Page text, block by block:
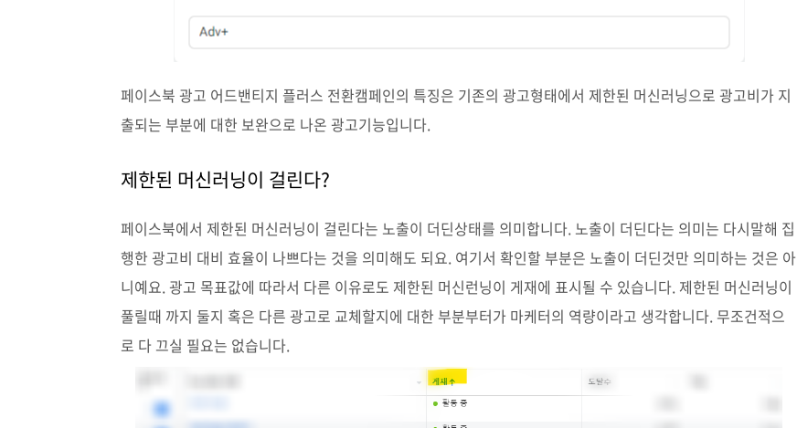
페이스북 광고 어드밴티지 플러스 전환캠페인의 특징은 기존의 광고형태에서 제한된 머신러닝으로 광고비가 지
출되는 부분에 대한 보완으로 나온 광고기능입니다.
제한된 머신러닝이 걸린다?
페이스북에서 제한된 머신러닝이 걸린다는 노출이 더딘상태를 의미합니다. 노출이 더딘다는 의미는 다시말해 집
행한 광고비 대비 효율이 나쁘다는 것을 의미해도 되요. 여기서 확인할 부분은 노출이 더딘것만 의미하는 것은 아
니예요. 광고 목표값에 따라서 다른 이유로도 제한된 머신런닝이 게재에 표시될 수 있습니다. 제한된 머신러닝이
풀릴때 까지 둘지 혹은 다른 광고로 교체할지에 대한 부분부터가 마케터의 역량이라고 생각합니다. 무조건적으
로 다 끄실 필요는 없습니다.